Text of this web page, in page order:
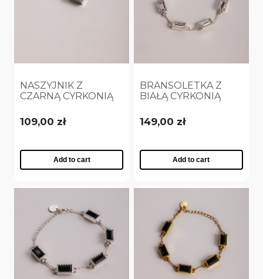
NASZYJNIK Z
CZARNĄ CYRKONIĄ
(C25/VIC/01AG)
109,00 zł
Add to cart
BRANSOLETKA Z
BIAŁĄ CYRKONIĄ
(B25/VIC/01/1AG)
149,00 zł
Add to cart